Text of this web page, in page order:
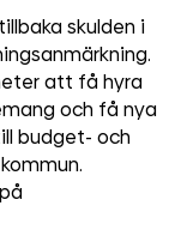
skulden i
att få hyra
och få nya
budget- och